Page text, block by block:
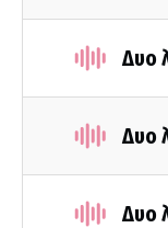
Δυο
Δυο
Δυο